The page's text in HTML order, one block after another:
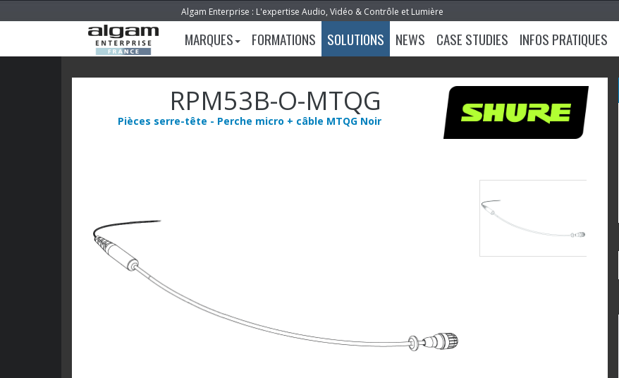
Algam Enterprise : L'expertise Audio, Vidéo & Contrôle et Lumière
MARQUES FORMATIONS SOLUTIONS NEWS CASE STUDIES INFOS PRATIQUES
RPM53B-O-MTQG
Pièces serre-tête - Perche micro + câble MTQG Noir